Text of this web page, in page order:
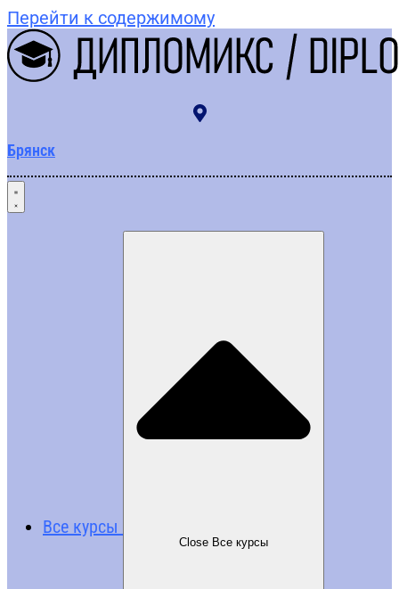
Перейти к содержимому
Брянск
Все курсы
Close Все курсы